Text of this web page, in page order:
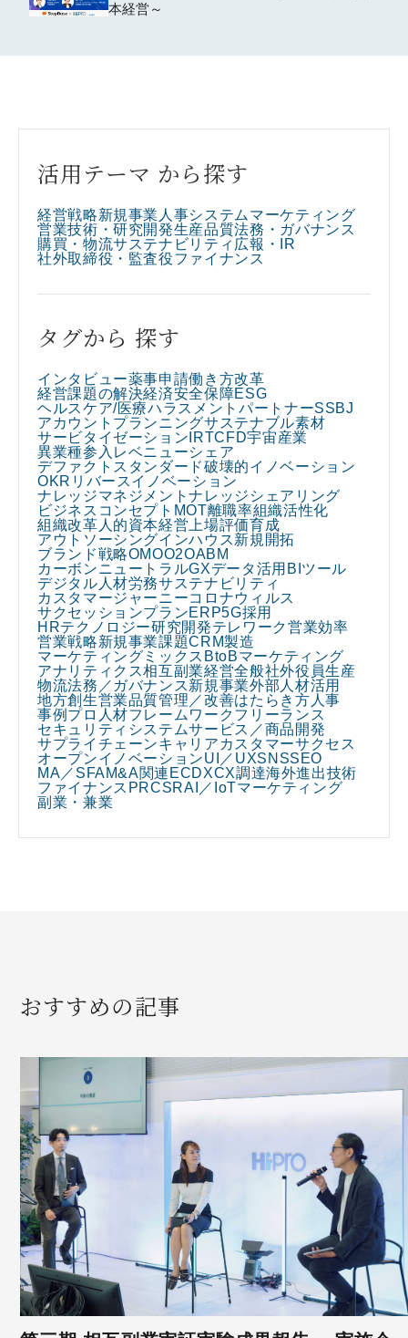
本経営～
活用テーマ から探す
経営戦略新規事業 人事システム マーケティング
営業技術・研究開発生産品質法務・ガバナンス
購買・物流サステナビリティ 広報・IR
社外取締役・監査役ファイナンス
タグから 探す
インタビュー薬事申請働き方改革
経営課題の解決経済安全保障ESG
ヘルスケア/医療ハラスメント パートナーSSBJ
アカウントプランニングサステナブル素材
サービタイゼーション IRTCFD宇宙産業
異業種参入 レベニューシェア
デファクトスタンダード破壊的イノベーション
OKR リバースイノベーション
ナレッジマネジメントナレッジシェアリング
ビジネスコンセプト MOT離職率組織活性化
組織改革 人的資本経営 上場評価育成
アウトソーシングインハウス新規開拓
ブランド戦略OMOO2OABM
カーボンニュートラルGXデータ活用 BIツール
デジタル人材労務サステナビリティ
カスタマージャーニーコロナウィルス
サクセッションプランERP5G採用
HRテクノロジー研究開発テレワーク営業効率
営業戦略新規事業課題CRM製造
マーケティングミックス BtoBマーケティング
アナリティクス相互副業経営全般社外役員生産
物流法務／ガバナンス新規事業外部人材活用
地方創生営業品質管理／改善はたらき方 人事
事例 プロ人材フレームワークフリーランス
セキュリティ システムサービス／商品開発
サプライチェーンキャリア カスタマーサクセス
オープンイノベーションUI／UXSNSSEO
MA／SFAM&A関連 ECDXCX調達海外進出技術
ファイナンス PRCSRAI／IoTマーケティング
副業・兼業
おすすめの記事